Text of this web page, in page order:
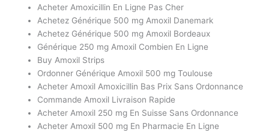
Acheter Amoxicillin En Ligne Pas Cher
Achetez Générique 500 mg Amoxil Danemark
Achetez Générique 500 mg Amoxil Bordeaux
Générique 250 mg Amoxil Combien En Ligne
Buy Amoxil Strips
Ordonner Générique Amoxil 500 mg Toulouse
Acheter Amoxil Amoxicillin Bas Prix Sans Ordonnance
Commande Amoxil Livraison Rapide
Acheter Amoxil 250 mg En Suisse Sans Ordonnance
Acheter Amoxil 500 mg En Pharmacie En Ligne